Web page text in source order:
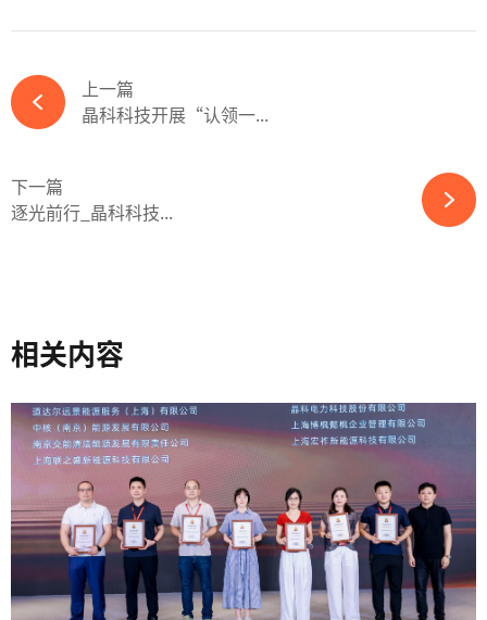
上一篇
晶科科技开展“认领一...
下一篇
逐光前行_晶科科技...
相关内容